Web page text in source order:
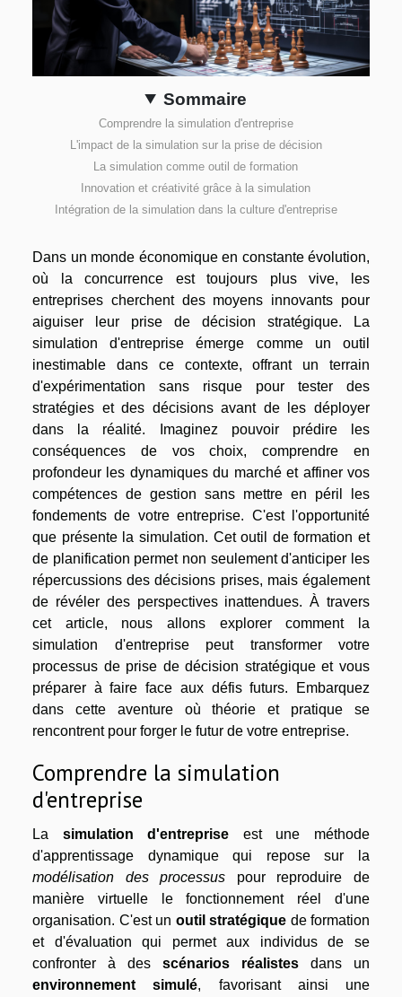
Sommaire
Comprendre la simulation d'entreprise
L'impact de la simulation sur la prise de décision
La simulation comme outil de formation
Innovation et créativité grâce à la simulation
Intégration de la simulation dans la culture d'entreprise
Dans un monde économique en constante évolution,
où la concurrence est toujours plus vive, les
entreprises cherchent des moyens innovants pour
aiguiser leur prise de décision stratégique. La
simulation d'entreprise émerge comme un outil
inestimable dans ce contexte, offrant un terrain
d'expérimentation sans risque pour tester des
stratégies et des décisions avant de les déployer
dans la réalité. Imaginez pouvoir prédire les
conséquences de vos choix, comprendre en
profondeur les dynamiques du marché et affiner vos
compétences de gestion sans mettre en péril les
fondements de votre entreprise. C'est l'opportunité
que présente la simulation. Cet outil de formation et
de planification permet non seulement d'anticiper les
répercussions des décisions prises, mais également
de révéler des perspectives inattendues. À travers
cet article, nous allons explorer comment la
simulation d'entreprise peut transformer votre
processus de prise de décision stratégique et vous
préparer à faire face aux défis futurs. Embarquez
dans cette aventure où théorie et pratique se
rencontrent pour forger le futur de votre entreprise.
Comprendre la simulation
d'entreprise
La simulation d'entreprise est une méthode
d'apprentissage dynamique qui repose sur la
modélisation des processus pour reproduire de
manière virtuelle le fonctionnement réel d'une
organisation. C'est un outil stratégique de formation
et d'évaluation qui permet aux individus de se
confronter à des scénarios réalistes dans un
environnement simulé, favorisant ainsi une